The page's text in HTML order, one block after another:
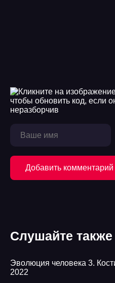
Добавить комментарий
Слушайте также
2022